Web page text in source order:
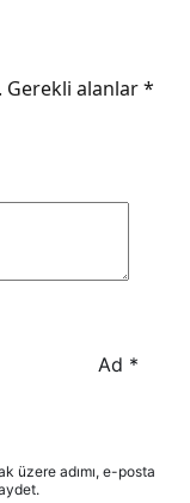
Gerekli alanlar*
Ad *
üzere adımı, e-posta